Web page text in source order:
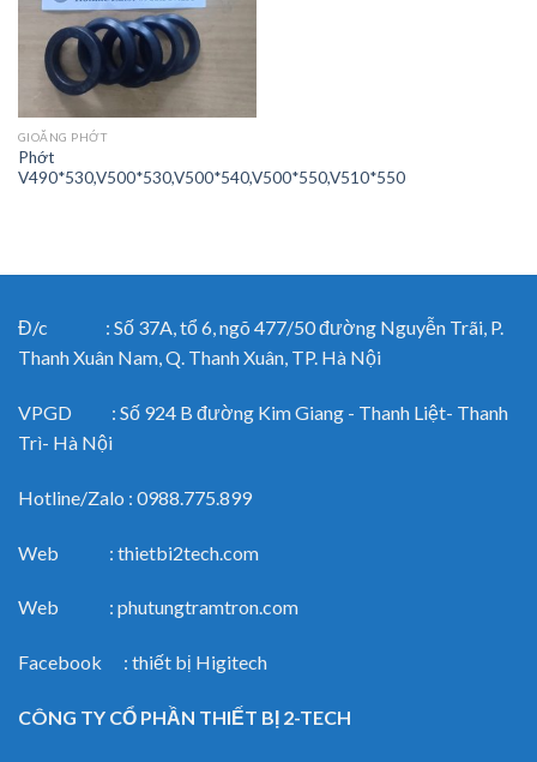
GIOĂNG PHỚT
Phớt
V490*530,V500*530,V500*540,V500*550,V510*550
Đ/c : Số 37A, tổ 6, ngõ 477/50 đường Nguyễn Trãi, P.
Thanh Xuân Nam, Q. Thanh Xuân, TP. Hà Nội
VPGD : Số 924 B đường Kim Giang - Thanh Liệt- Thanh
Trì- Hà Nội
Hotline/Zalo : 0988.775.899
Web : thietbi2tech.com
Web : phutungtramtron.com
Facebook : thiết bị Higitech
CÔNG TY CỔ PHẦN THIẾT BỊ 2-TECH